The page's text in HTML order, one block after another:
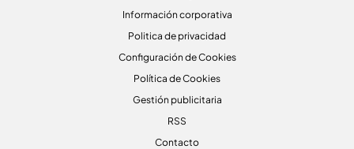
Información corporativa
Politica de privacidad
Configuración de Cookies
Política de Cookies
Gestión publicitaria
RSS
Contacto